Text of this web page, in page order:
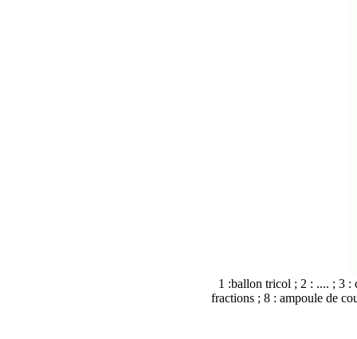
1 :ballon tricol ; 2 : .... ; 3 :
fractions ; 8 : ampoule de